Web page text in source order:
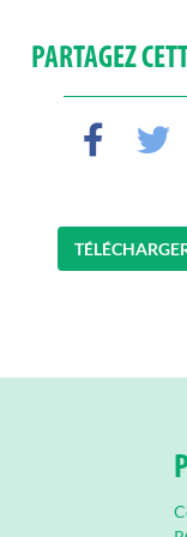
PARTAGEZ